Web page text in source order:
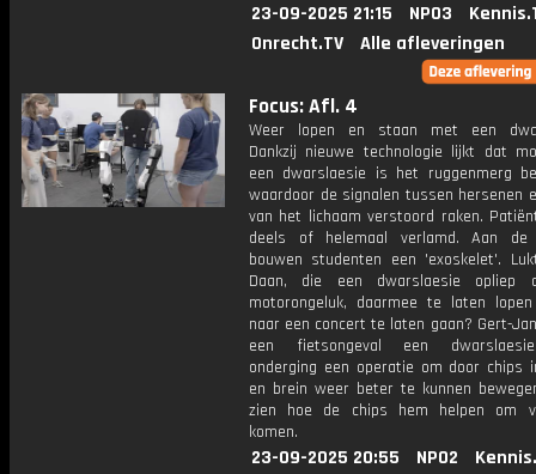
23-09-2025 21:15 NPO3
Onrecht.TV
Alle afleveringen
Focus: Afl. 4
Weer lopen en staan met een
Dankzij nieuwe technologie lijkt dat
een dwarslaesie is het ruggenmerg
waardoor de signalen tussen hersenen
van het lichaam verstoord raken.
deels of helemaal verlamd. Aan de
bouwen studenten een 'exoskelet'.
Daan, die een dwarslaesie opliep
motorongeluk, daarmee te laten
naar een concert te laten gaan? Gert-
een fietsongeval een
onderging een operatie om door chips
en brein weer beter te kunnen
zien hoe de chips hem helpen om
komen.
23-09-2025 20:55 NPO2